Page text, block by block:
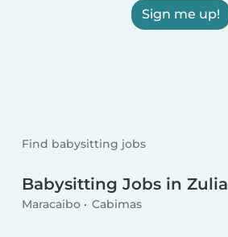
Sign me up!
Find babysitting jobs
Babysitting Jobs in Zulia
Maracaibo Cabimas